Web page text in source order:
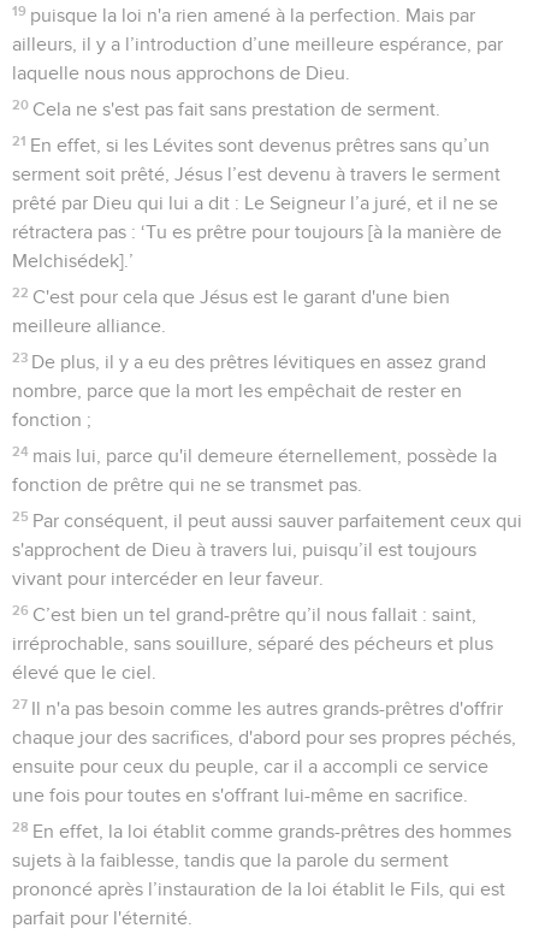
19 puisque la loi n'a rien amené à la perfection. Mais par
ailleurs, il y a l’introduction d’une meilleure espérance, par
laquelle nous nous approchons de Dieu.
20 Cela ne s'est pas fait sans prestation de serment.
21 En effet, si les Lévites sont devenus prêtres sans qu’un
serment soit prêté, Jésus l’est devenu à travers le serment
prêté par Dieu qui lui a dit : Le Seigneur l’a juré, et il ne se
rétractera pas : ‘Tu es prêtre pour toujours [à la manière de
Melchisédek].’
22 C'est pour cela que Jésus est le garant d'une bien
meilleure alliance.
23 De plus, il y a eu des prêtres lévitiques en assez grand
nombre, parce que la mort les empêchait de rester en
fonction ;
24 mais lui, parce qu'il demeure éternellement, possède la
fonction de prêtre qui ne se transmet pas.
25 Par conséquent, il peut aussi sauver parfaitement ceux qui
s'approchent de Dieu à travers lui, puisqu’il est toujours
vivant pour intercéder en leur faveur.
26 C’est bien un tel grand-prêtre qu’il nous fallait : saint,
irréprochable, sans souillure, séparé des pécheurs et plus
élevé que le ciel.
27 Il n'a pas besoin comme les autres grands-prêtres d'offrir
chaque jour des sacrifices, d'abord pour ses propres péchés,
ensuite pour ceux du peuple, car il a accompli ce service
une fois pour toutes en s'offrant lui-même en sacrifice.
28 En effet, la loi établit comme grands-prêtres des hommes
sujets à la faiblesse, tandis que la parole du serment
prononcé après l’instauration de la loi établit le Fils, qui est
parfait pour l'éternité.